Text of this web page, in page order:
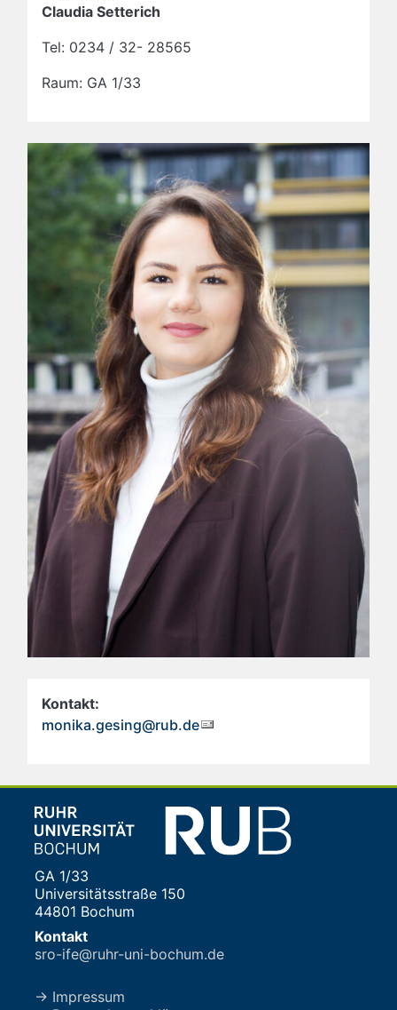
Claudia Setterich
Tel: 0234 / 32- 28565
Raum: GA 1/33
Kontakt:
monika.gesing@rub.de
GA 1/33
Universitätsstraße 150
44801 Bochum
Kontakt
sro-ife@ruhr-uni-bochum.de
→ Impressum